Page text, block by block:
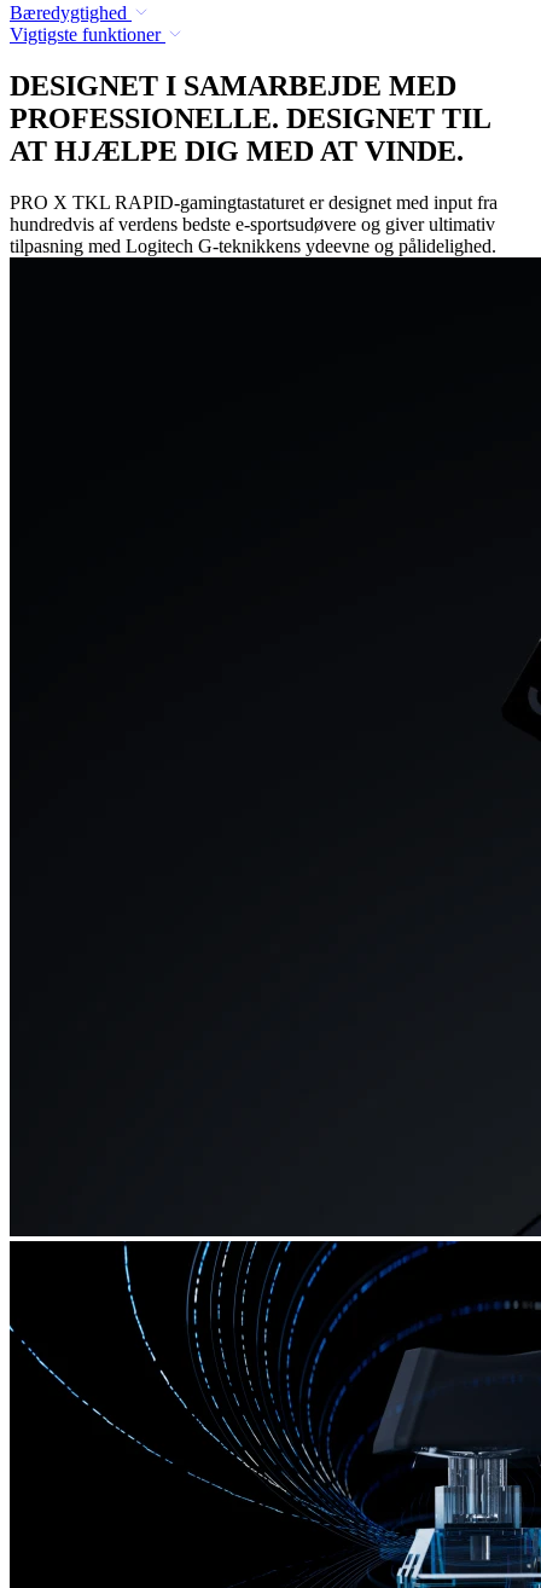
Bæredygtighed
Vigtigste funktioner
DESIGNET I SAMARBEJDE MED
PROFESSIONELLE. DESIGNET TIL
AT HJÆLPE DIG MED AT VINDE.
PRO X TKL RAPID-gamingtastaturet er designet med input fra
hundredvis af verdens bedste e-sportsudøvere og giver ultimativ
tilpasning med Logitech G-teknikkens ydeevne og pålidelighed.